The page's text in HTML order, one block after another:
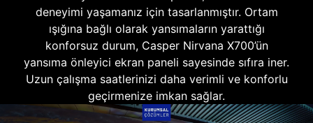
deneyimi yaşamanız için tasarlanmıştır. Ortam
ışığına bağlı olarak yansımaların yarattığı
konforsuz durum, Casper Nirvana X700’ün
yansıma önleyici ekran paneli sayesinde sıfıra iner.
Uzun çalışma saatlerinizi daha verimli ve konforlu
geçirmenize imkan sağlar.